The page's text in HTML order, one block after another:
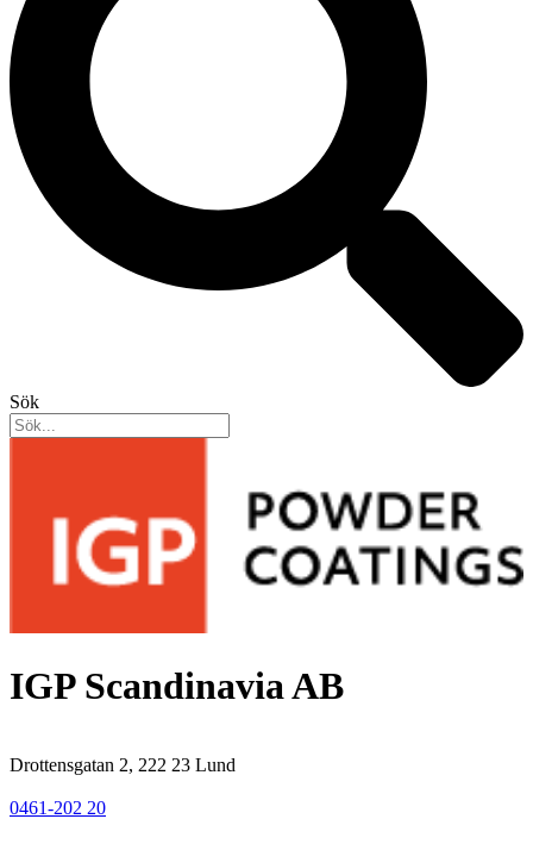
Sök
IGP Scandinavia AB
Drottensgatan 2, 222 23 Lund
0461-202 20